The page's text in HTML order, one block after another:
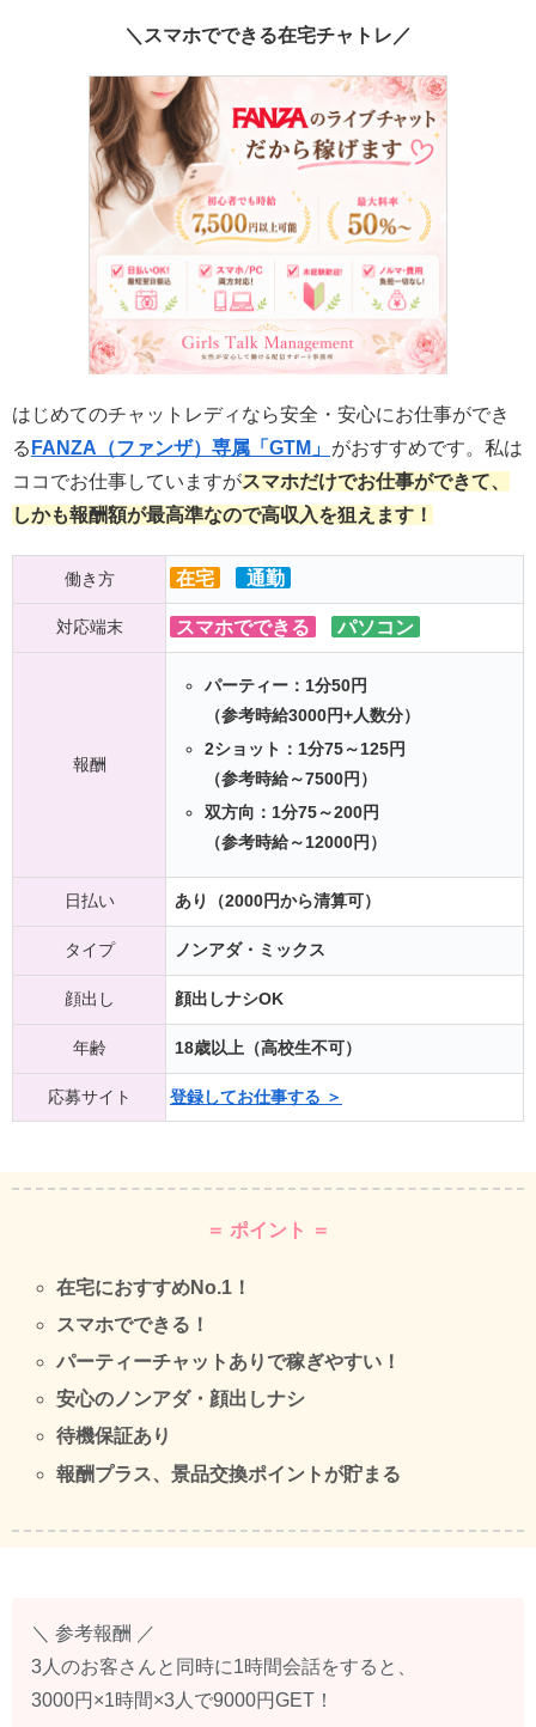
＼スマホでできる在宅チャトレ／
はじめてのチャットレディなら安全・安心にお仕事ができ
る FANZA（ファンザ）専属「GTM」 がおすすめです。私は
ココでお仕事していますがスマホだけでお仕事ができて、
しかも報酬額が最高準なので高収入を狙えます！
働き方 在宅 通勤
対応端末 スマホでできる パソコン
報酬
パーティー：1分50円
（参考時給3000円+人数分）
2ショット：1分75～125円
（参考時給～7500円）
双方向：1分75～200円
（参考時給～12000円）
日払い あり（2000円から清算可）
タイプ ノンアダ・ミックス
顔出し 顔出しナシOK
年齢 18歳以上（高校生不可）
応募サイト 登録してお仕事する ＞
＝ ポイント ＝
在宅におすすめNo.1！
スマホでできる！
パーティーチャットありで稼ぎやすい！
安心のノンアダ・顔出しナシ
待機保証あり
報酬プラス、景品交換ポイントが貯まる
＼ 参考報酬 ／
3人のお客さんと同時に1時間会話をすると、
3000円×1時間×3人で9000円GET！